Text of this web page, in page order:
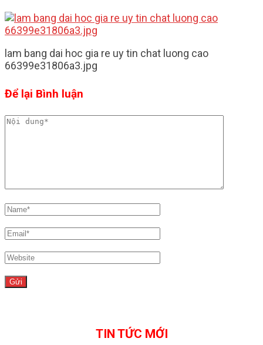
lam bang dai hoc gia re uy tin chat luong cao
66399e31806a3.jpg
Để lại Bình luận
TIN TỨC MỚI